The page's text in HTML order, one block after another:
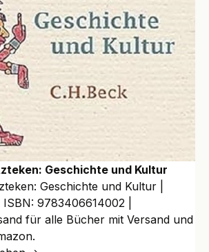
Geschichte und Kultur
Geschichte und Kultur |
9783406614002 |
für alle Bücher mit Versand und